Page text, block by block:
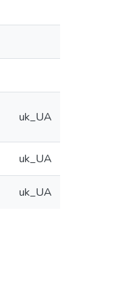
uk_UA
uk_UA
uk_UA